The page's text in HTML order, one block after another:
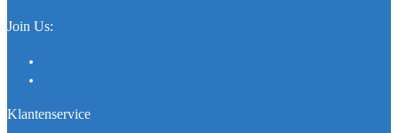
Join Us:
Klantenservice